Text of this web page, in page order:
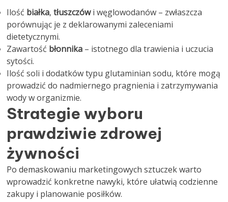
Ilość białka,tłuszczówi węglowodanów – zwłaszcza
porównując je z deklarowanymi zaleceniami
dietetycznymi.
Zawartość błonnika – istotnego dla trawienia i uczucia
sytości.
Ilość soli i dodatków typu glutaminian sodu, które mogą
prowadzić do nadmiernego pragnienia i zatrzymywania
wody w organizmie.
Strategie wyboru
prawdziwie zdrowej
żywności
Po demaskowaniu marketingowych sztuczek warto
wprowadzić konkretne nawyki, które ułatwią codzienne
zakupy i planowanie posiłków.